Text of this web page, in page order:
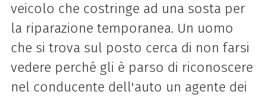
veicolo che costringe ad una sosta per
la riparazione temporanea. Un uomo
che si trova sul posto cerca di non farsi
vedere perché gli è parso di riconoscere
nel conducente dell'auto un agente dei